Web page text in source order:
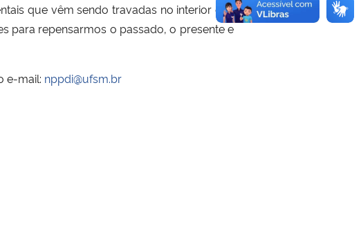
que vêm sendo travadas no interior das
para repensarmos o passado, o presente e
e-mail: nppdi@ufsm.br